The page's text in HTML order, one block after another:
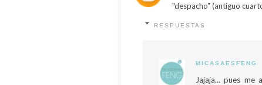
"despacho" (antiguo
RESPUESTAS
MICASAESFENG
Jajaja... pues me